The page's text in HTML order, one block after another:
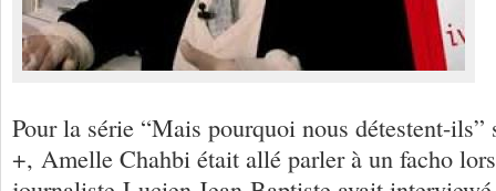
Pour la série “Mais pourquoi nous détestent-ils”
+, Amelle Chahbi était allé parler à un facho